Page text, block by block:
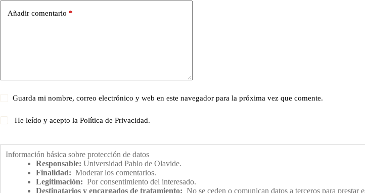
Añadir comentario *
Guarda mi nombre, correo electrónico y web en este navegador para la próxima vez que comente.
He leído y acepto laPolítica de Privacidad.
Información básica sobre protección de datos
Responsable: Universidad Pablo de Olavide.
Finalidad: Moderar los comentarios.
Legitimación: Por consentimiento del interesado.
Destinatarios y encargados de tratamiento: No se ceden o comunican datos a terceros para